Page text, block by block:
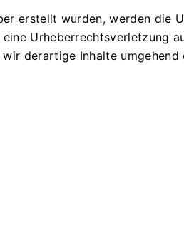
erstellt wurden, werden die
Urheberrechtsverletzung
derartige Inhalte umgehend